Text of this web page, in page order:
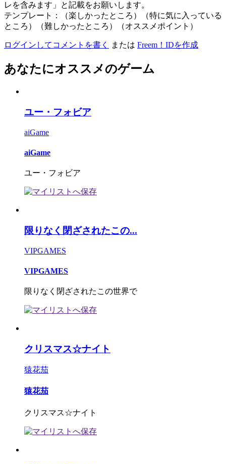
レを含みます」と記載をお願いします。
テンプレート：（楽しかったところ）（特に気に入っている
ところ）（難しかったところ）（オススメポイント）
ログインしてコメントを書く または Freem！IDを作成
あなたにオススメのゲーム
ユー・フォビア
aiGame
aiGame
ユー・フォビア
限りなく閉ざされたこの...
VIPGAMES
VIPGAMES
限りなく閉ざされたこの世界で
クリスマス☆ナイト
猿花茄
猿花茄
クリスマス☆ナイト